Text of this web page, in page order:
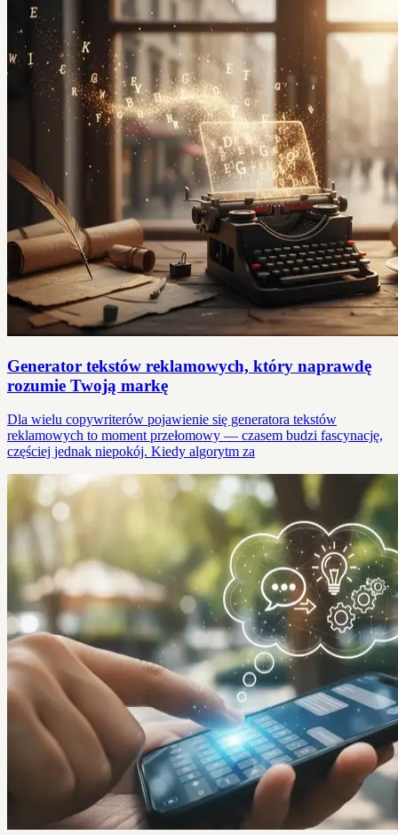
Generator tekstów reklamowych, który naprawdę
rozumie Twoją markę
Dla wielu copywriterów pojawienie się generatora tekstów
reklamowych to moment przełomowy — czasem budzi fascynację,
częściej jednak niepokój. Kiedy algorytm za